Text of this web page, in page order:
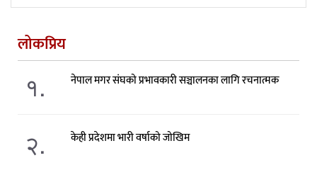
लोकप्रिय
१. नेपाल मगर संघको प्रभावकारी सञ्चालनका लागि रचनात्मक
२. केही प्रदेशमा भारी वर्षाको जोखिम